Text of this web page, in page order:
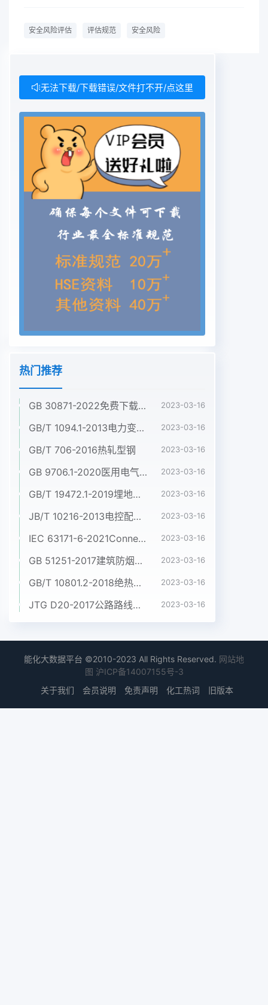
安全风险评估 评估规范 安全风险
无法下载/下载错误/文件打不开/点这里
热门推荐
GB 30871-2022免费下载危险化学品企业特殊作业安全规范 2023-03-16
GB/T 1094.1-2013电力变压器 第1部分:总则 2023-03-16
GB/T 706-2016热轧型钢 2023-03-16
GB 9706.1-2020医用电气设备 第1部分:基本安全和基本性能的通用要求 2023-03-16
GB/T 19472.1-2019埋地用聚乙烯(PE)结构壁管道系统 第1部分:聚乙烯双壁波纹管材 2023-03-16
JB/T 10216-2013电控配电用电缆桥架 2023-03-16
IEC 63171-6-2021Connectors for electrical and electronic equipment - Part 6: Detail specification for 2-way and 4-way (data/power), shielded, free and fixed connectors for power and data transmission with frequencies up to 600 MHz 2023-03-16
GB 51251-2017建筑防烟排烟系统技术标准 2023-03-16
GB/T 10801.2-2018绝热用挤塑聚苯乙烯泡沫塑料(XPS) 2023-03-16
JTG D20-2017公路路线设计规范 2023-03-16
能化大数据平台 ©2010-2023 All Rights Reserved. 网站地
图 沪ICP备14007155号-3
关于我们
会员说明 免责声明 化工热词 旧版本